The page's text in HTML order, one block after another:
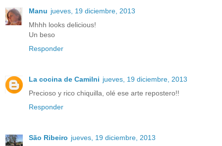
Manu jueves, 19 diciembre, 2013
Mhhh looks delicious!
Un beso
Responder
La cocina de Camilni jueves, 19 diciembre, 2013
Precioso y rico chiquilla, olé ese arte repostero!!
Responder
São Ribeiro jueves, 19 diciembre, 2013